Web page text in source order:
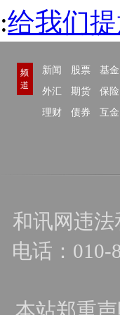
:给我们
频
道
新闻 股票 基金
外汇
期货 保险
理财
债券 互金
和讯网违法
电话：010-
本站郑重